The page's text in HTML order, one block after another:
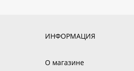
ИНФОРМАЦИЯ
О магазине